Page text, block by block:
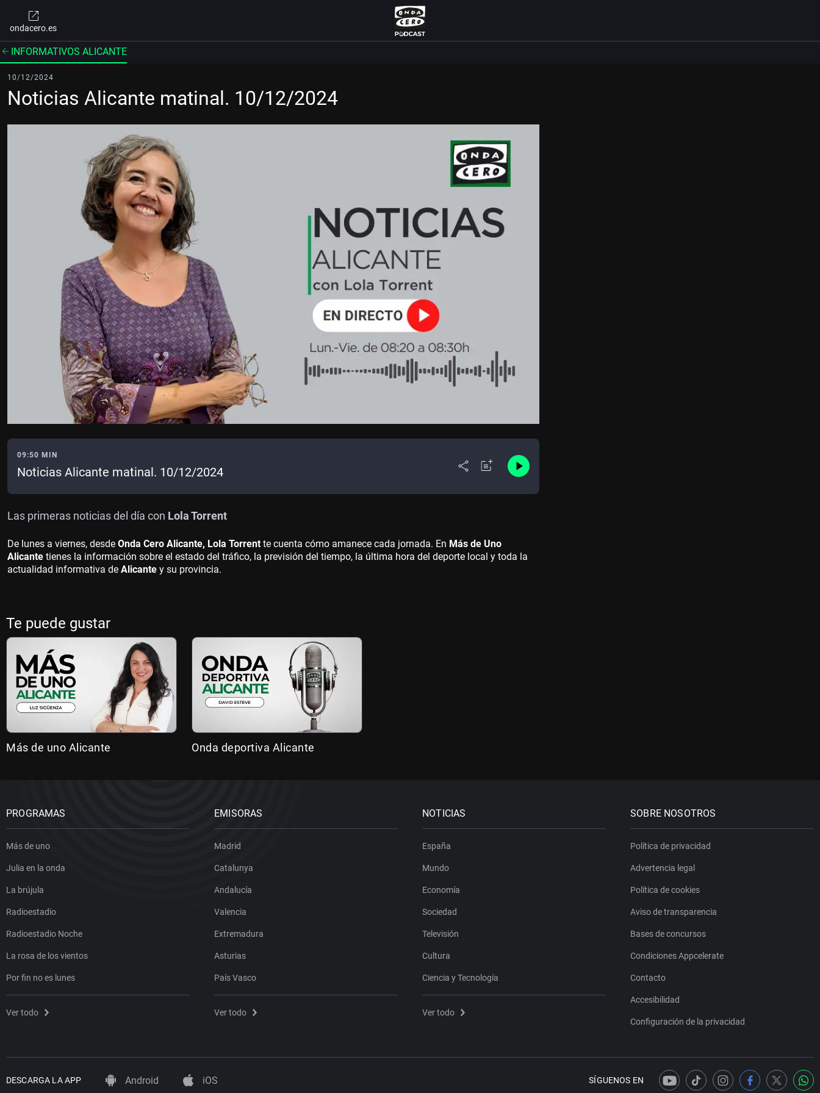
ondacero.es
INFORMATIVOS ALICANTE
10/12/2024
Noticias Alicante matinal. 10/12/2024
09:50 MIN
Noticias Alicante matinal. 10/12/2024
Las primeras noticias del día con Lola Torrent
De lunes a viernes, desde Onda Cero Alicante, Lola Torrent te cuenta cómo amanece cada jornada. En Más de Uno
Alicante tienes la información sobre el estado del tráfico, la previsión del tiempo, la última hora del deporte local y toda la
actualidad informativa de Alicante y su provincia.
Te puede gustar
Más de uno Alicante Onda deportiva Alicante
PROGRAMAS
Más de uno
Julia en la onda
La brújula
Radioestadio
Radioestadio Noche
La rosa de los vientos
Por fin no es lunes
Ver todo
EMISORAS
Madrid
Catalunya
Andalucía
Valencia
Extremadura
Asturias
País Vasco
Ver todo
NOTICIAS
España
Mundo
Economía
Sociedad
Televisión
Cultura
Ciencia y Tecnología
Ver todo
SOBRE NOSOTROS
Política de privacidad
Advertencia legal
Política de cookies
Aviso de transparencia
Bases de concursos
Condiciones Appcelerate
Contacto
Accesibilidad
Configuración de la privacidad
DESCARGA LA APP Android iOS SÍGUENOS EN